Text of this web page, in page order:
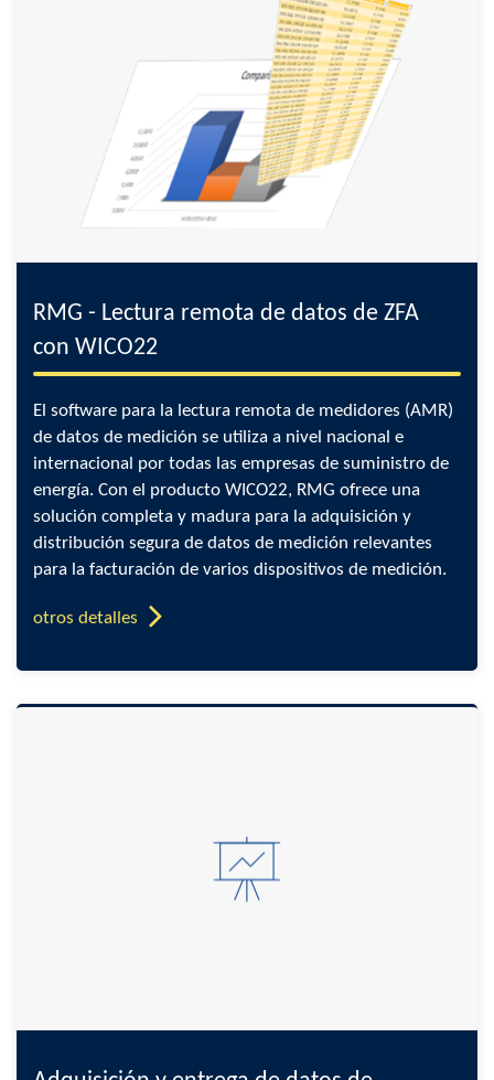
RMG - Lectura remota de datos de ZFA
con WICO22
El software para la lectura remota de medidores (AMR)
de datos de medición se utiliza a nivel nacional e
internacional por todas las empresas de suministro de
energía. Con el producto WICO22, RMG ofrece una
solución completa y madura para la adquisición y
distribución segura de datos de medición relevantes
para la facturación de varios dispositivos de medición.
otros detalles